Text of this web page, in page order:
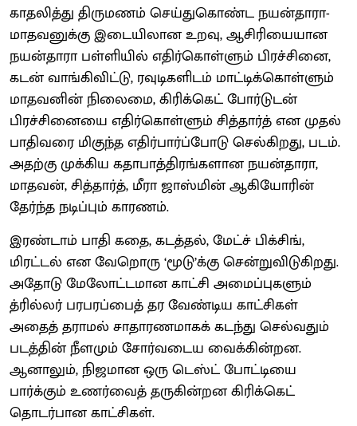
காதலித்து திருமணம் செய்துகொண்ட நயன்தாரா-
மாதவனுக்கு இடையிலான உறவு, ஆசிரியையான
நயன்தாரா பள்ளியில் எதிர்கொள்ளும் பிரச்சினை,
கடன் வாங்கிவிட்டு, ரவுடிகளிடம் மாட்டிக்கொள்ளும்
மாதவனின் நிலைமை, கிரிக்கெட் போர்டுடன்
பிரச்சினையை எதிர்கொள்ளும் சித்தார்த் என முதல்
பாதிவரை மிகுந்த எதிர்பார்ப்போடு செல்கிறது, படம்.
அதற்கு முக்கிய கதாபாத்திரங்களான நயன்தாரா,
மாதவன், சித்தார்த், மீரா ஜாஸ்மின் ஆகியோரின்
தேர்ந்த நடிப்பும் காரணம்.
இரண்டாம் பாதி கதை, கடத்தல், மேட்ச் பிக்சிங்,
மிரட்டல் என வேறொரு ‘மூடு’க்கு சென்றுவிடுகிறது.
அதோடு மேலோட்டமான காட்சி அமைப்புகளும்
த்ரில்லர் பரபரப்பைத் தர வேண்டிய காட்சிகள்
அதைத் தராமல் சாதாரணமாகக் கடந்து செல்வதும்
படத்தின் நீளமும் சோர்வடைய வைக்கின்றன.
ஆனாலும், நிஜமான ஒரு டெஸ்ட் போட்டியை
பார்க்கும் உணர்வைத் தருகின்றன கிரிக்கெட்
தொடர்பான காட்சிகள்.